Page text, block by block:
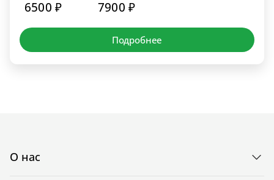
6500 ₽ 7900 ₽
Подробнее
О нас